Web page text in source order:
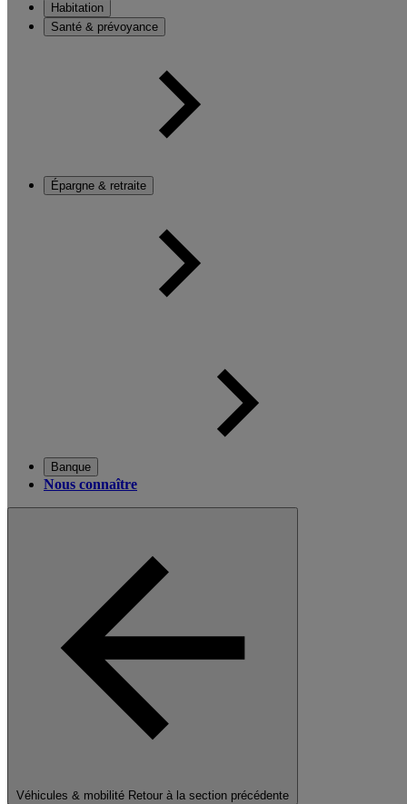
Habitation
Santé & prévoyance
Épargne & retraite
Banque
Nous connaître
Véhicules & mobilité Retour à la section précédente